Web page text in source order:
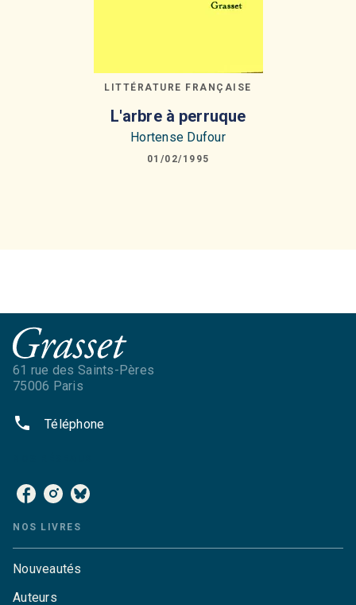
LITTÉRATURE FRANÇAISE
L'arbre à perruque
Hortense Dufour
01/02/1995
61 rue des Saints-Pères
75006 Paris
phone Téléphone
NOS LIVRES
Nouveautés
Auteurs